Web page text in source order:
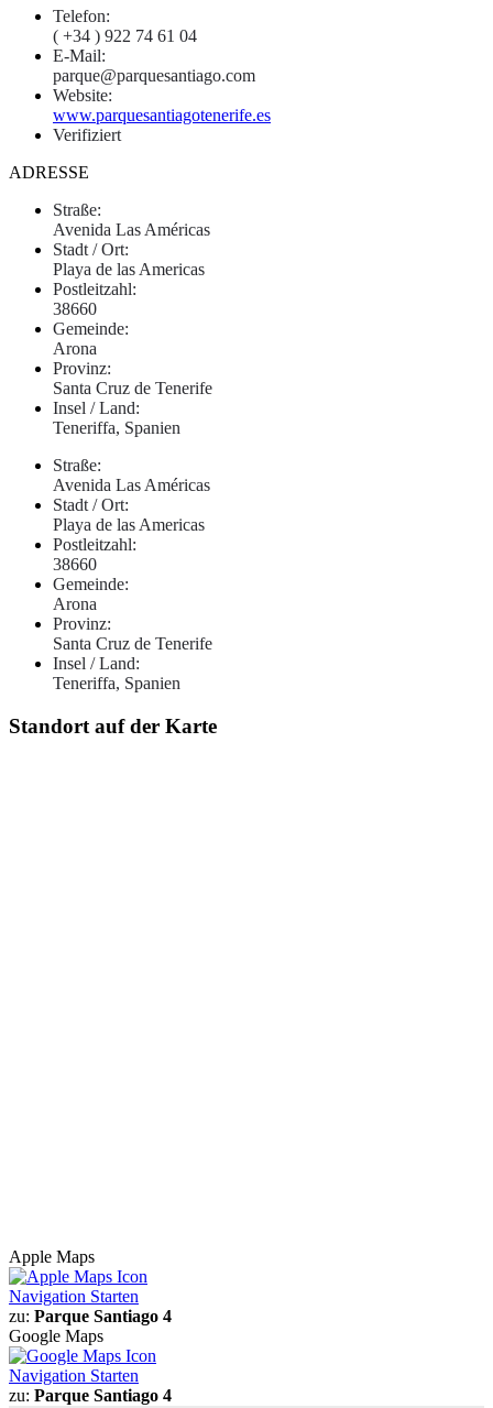
Telefon:
( +34 ) 922 74 61 04
E-Mail:
parque@parquesantiago.com
Website:
www.parquesantiagotenerife.es
Verifiziert
ADRESSE
Straße:
Avenida Las Américas
Stadt / Ort:
Playa de las Americas
Postleitzahl:
38660
Gemeinde:
Arona
Provinz:
Santa Cruz de Tenerife
Insel / Land:
Teneriffa, Spanien
Straße:
Avenida Las Américas
Stadt / Ort:
Playa de las Americas
Postleitzahl:
38660
Gemeinde:
Arona
Provinz:
Santa Cruz de Tenerife
Insel / Land:
Teneriffa, Spanien
Standort auf der Karte
Apple Maps
Navigation Starten
zu: Parque Santiago 4
Google Maps
Navigation Starten
zu: Parque Santiago 4